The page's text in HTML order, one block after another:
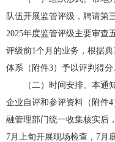
队伍开展监管评级，聘请第
2025年度监管评级主要审查
评级前1个月的业务，根据
体系（附件3）予以评判得
（二）时间安排。本
企业自评和参评资料（附件
融管理部门统一收集核实后
7月上旬开展现场检查，7月